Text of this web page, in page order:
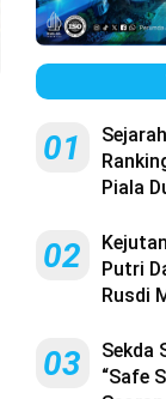
01
Piala
02
Putri
Rusdi
03
Sekda
“Safe